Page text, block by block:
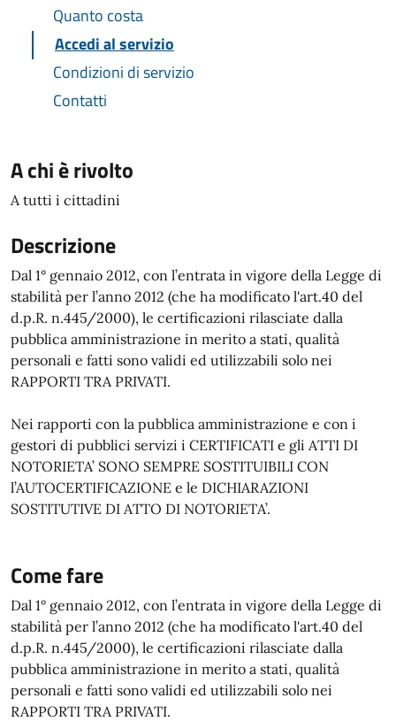
Quanto costa
Accedi al servizio
Condizioni di servizio
Contatti
A chi è rivolto
A tutti i cittadini
Descrizione
Dal 1° gennaio 2012, con l’entrata in vigore della Legge di
stabilità per l’anno 2012 (che ha modificato l'art.40 del
d.p.R. n.445/2000), le certificazioni rilasciate dalla
pubblica amministrazione in merito a stati, qualità
personali e fatti sono validi ed utilizzabili solo nei
RAPPORTI TRA PRIVATI.
Nei rapporti con la pubblica amministrazione e con i
gestori di pubblici servizi i CERTIFICATI e gli ATTI DI
NOTORIETA’ SONO SEMPRE SOSTITUIBILI CON
l’AUTOCERTIFICAZIONE e le DICHIARAZIONI
SOSTITUTIVE DI ATTO DI NOTORIETA’.
Come fare
Dal 1° gennaio 2012, con l’entrata in vigore della Legge di
stabilità per l’anno 2012 (che ha modificato l'art.40 del
d.p.R. n.445/2000), le certificazioni rilasciate dalla
pubblica amministrazione in merito a stati, qualità
personali e fatti sono validi ed utilizzabili solo nei
RAPPORTI TRA PRIVATI.